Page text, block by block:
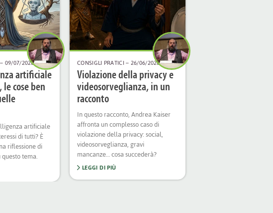
– 09/07/2026
artificiale
cose ben
artificiale
di tutti? È
riflessione di
tema.
CONSIGLI PRATICI– 26/06/2026
Violazione della privacy e
videosorveglianza, in un
racconto
In questo racconto, Andrea Kaiser
affronta un complesso caso di
violazione della privacy: social,
videosorveglianza, gravi
mancanze… cosa succederà?
LEGGI DI PIÙ